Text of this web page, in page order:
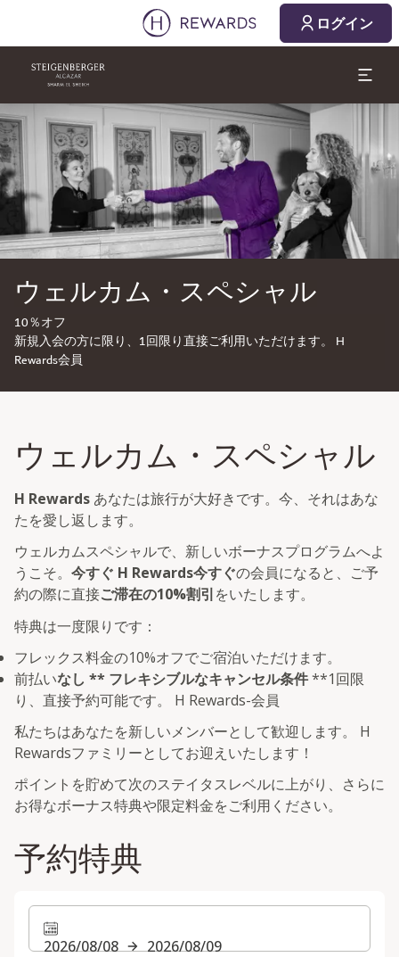
ログイン
スライド1 1
ウェルカム・スペシャル
10％オフ
新規入会の方に限り、1回限り直接ご利用いただけます。 H
Rewards会員
ウェルカム・スペシャル
H Rewards あなたは旅行が大好きです。今、それはあな
たを愛し返します。
ウェルカムスペシャルで、新しいボーナスプログラムへよ
うこそ。 今すぐ H Rewards今すぐの会員になると、ご予
約の際に直接ご滞在の10%割引をいたします。
特典は一度限りです：
フレックス料金の10%オフでご宿泊いただけます。
前払いなし ** フレキシブルなキャンセル条件**1回限
り、直接予約可能です。 H Rewards-会員
私たちはあなたを新しいメンバーとして歓迎します。 H
Rewardsファミリーとしてお迎えいたします！
ポイントを貯めて次のステイタスレベルに上がり、さらに
お得なボーナス特典や限定料金をご利用ください。
予約特典
2026/08/08
2026/08/09